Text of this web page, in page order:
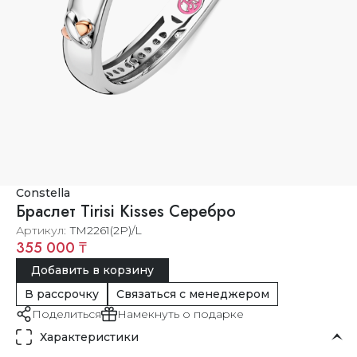
Constella
Браслет Tirisi Kisses Серебро
Артикул TM2261(2P)/L
355 000 ₸
Добавить в корзину
В рассрочку
Связаться с менеджером
Поделиться
Намекнуть о подарке
Характеристики